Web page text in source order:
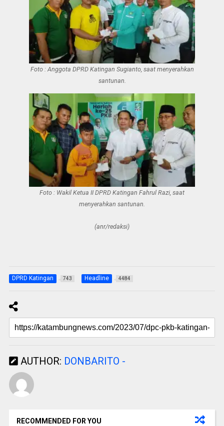
Foto : Anggota DPRD Katingan Sugianto, saat menyerahkan
santunan.
Foto : Wakil Ketua II DPRD Katingan Fahrul Razi, saat
menyerahkan santunan.
(anr/redaksi)
DPRD Katingan 743 Headline 4484
AUTHOR: DONBARITO -
RECOMMENDED FOR YOU